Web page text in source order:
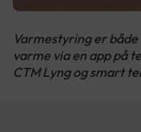
Varmestyring er
varme via en app på
CTM Lyng og smart